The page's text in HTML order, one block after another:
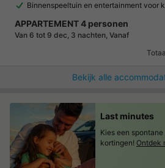
Binnenspeeltuin en entertainment voor
APPARTEMENT 4 personen
Van 6 tot 9 dec, 3 nachten, Vanaf
Bekijk alle
Last minutes
Kies een
kortingen! Ontdek